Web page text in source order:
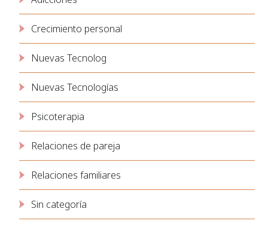
Crecimiento personal
Nuevas Tecnolog
Nuevas Tecnologías
Psicoterapia
Relaciones de pareja
Relaciones familiares
Sin categoría